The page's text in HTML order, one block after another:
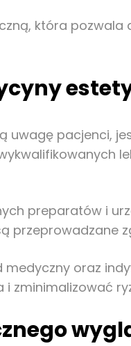
która
uwagę pacjenci,
preparatów i
przeprowadzane
oraz